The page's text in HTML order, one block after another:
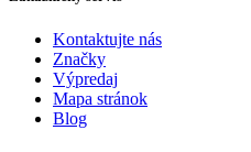
Kontaktujte nás
Značky
Výpredaj
Mapa stránok
Blog